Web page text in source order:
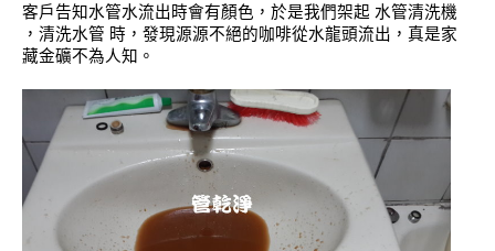
客戶告知水管水流出時會有顏色，於是我們架起 水管清洗機
，清洗水管 時，發現源源不絕的咖啡從水龍頭流出，真是家
藏金礦不為人知。